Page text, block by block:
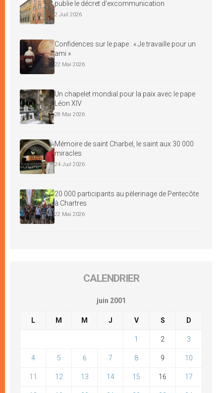
publie le décret d’excommunication
2 Juil 2026
Confidences sur le pape : « Je travaille pour un
ami »
22 Mai 2026
Un chapelet mondial pour la paix avec le pape
Léon XIV
28 Mai 2026
Mémoire de saint Charbel, le saint aux 30 000
miracles
24 Juil 2026
20 000 participants au pèlerinage de Pentecôte
à Chartres
22 Mai 2026
CALENDRIER
juin 2001
L M M J V S D
1 2 3
4 5 6 7 8 9 10
11 12 13 14 15 16 17